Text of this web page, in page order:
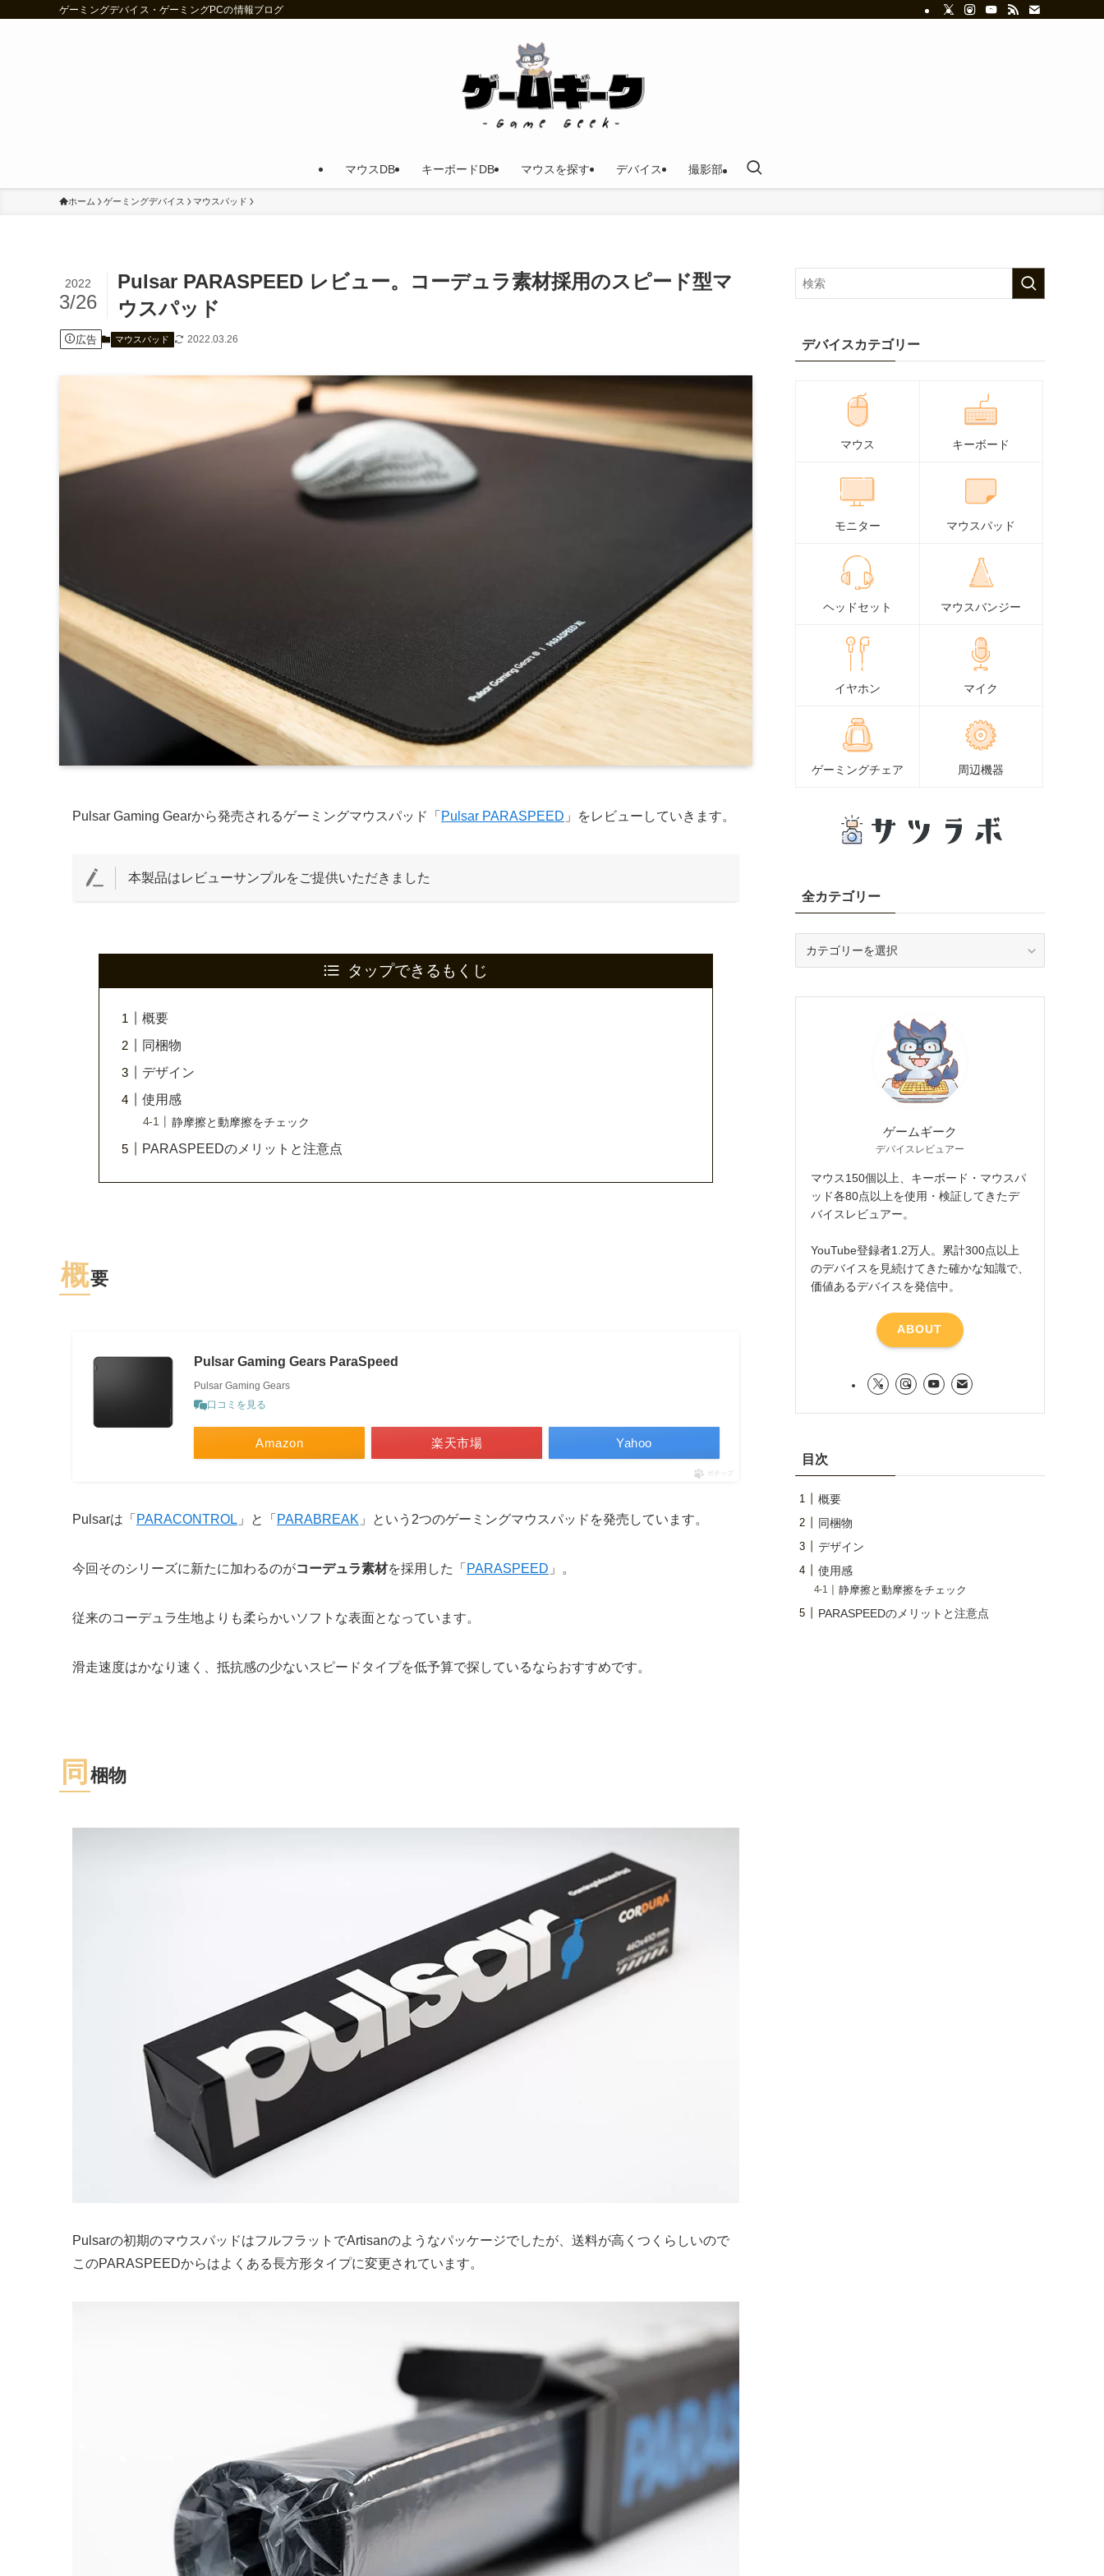
ゲーミングデバイス・ゲーミングPCの情報ブログ
マウスDB キーボードDB マウスを探す デバイス 撮影部
ホーム ゲーミングデバイス マウスパッド
Pulsar PARASPEED レビュー。コーデュラ素材採用のスピード型マ
ウスパッド
2022
3/26
広告 マウスパッド 2022.03.26
Pulsar Gaming Gearから発売されるゲーミングマウスパッド「 Pulsar PARASPEED 」をレビューしていきます。
本製品はレビューサンプルをご提供いただきました
タップできるもくじ
概要
同梱物
デザイン
使用感
静摩擦と動摩擦をチェック
PARASPEEDのメリットと注意点
概要
Pulsar Gaming Gears ParaSpeed
Pulsar Gaming Gears
口コミを見る
Amazon 楽天市場 Yahoo
ポチップ
Pulsarは「 PARACONTROL 」と「 PARABREAK 」という2つのゲーミングマウスパッドを発売しています。
今回そのシリーズに新たに加わるのがコーデュラ素材を採用した「 PARASPEED 」。
従来のコーデュラ生地よりも柔らかいソフトな表面となっています。
滑走速度はかなり速く、抵抗感の少ないスピードタイプを低予算で探しているならおすすめです。
同 梱物
Pulsarの初期のマウスパッドはフルフラットでArtisanのようなパッケージでしたが、送料が高くつくらしいので
このPARASPEEDからはよくある長方形タイプに変更されています。
デバイスカテゴリー
マウス キーボード
モニター マウスパッド
ヘッドセット マウスバンジー
イヤホン マイク
ゲーミングチェア 周辺機器
全カテゴリー
ゴ
ゲームギーク
デバイスレビュアー
マウス150個以上、キーボード・マウスパ
ッド各80点以上を使用・検証してきたデ
バイスレビュアー。
YouTube登録者1.2万人。累計300点以上
のデバイスを見続けてきた確かな知識で、
価値あるデバイスを発信中。
ABOUT
目次
概要
同梱物
デザイン
使用感
静摩擦と動摩擦をチェック
PARASPEEDのメリットと注意点